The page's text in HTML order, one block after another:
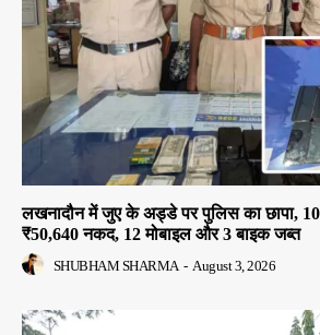
लखनादौन में जुए के अड्डे पर पुलिस का छापा, 10
₹50,640 नकद, 12 मोबाइल और 3 बाइक जब्त
SHUBHAM SHARMA - August 3, 2026